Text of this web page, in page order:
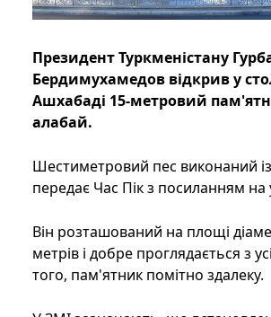
Президент Туркменістану
Бердимухамедов відкрив у
Ашхабаді 15-метровий
алабай.
Шестиметровий пес виконаний
передає Час Пік з посиланням на
Він розташований на площі
метрів і добре проглядається з
того, пам'ятник помітно здалеку.